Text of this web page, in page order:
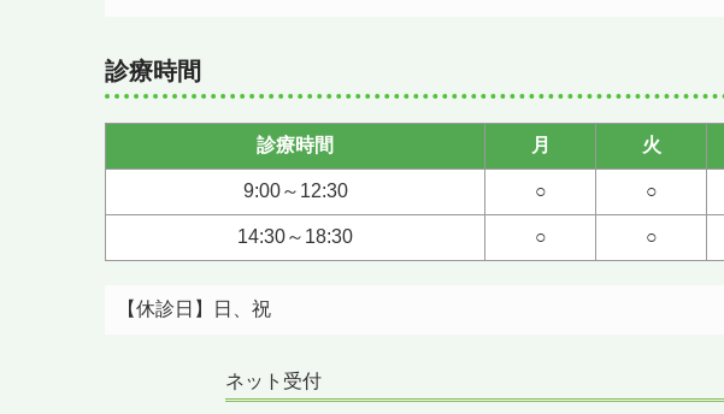
診療時間
診療時間 月 火
9:00～12:30 ○ ○
14:30～18:30 ○ ○
【休診日】日、祝
ネット受付